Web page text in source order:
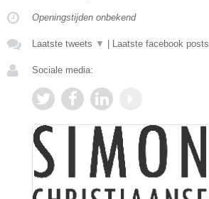
Openingstijden onbekend
Laatste tweets ▼ Laatste facebook posts
Sociale media: